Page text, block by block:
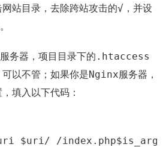
站目录，去除跨站攻击的√ ，并设
。
服务器，项目目录下的 .htaccess
以不管；如果你是Nginx服务器，
填入以下代码：
$uri / /index.php$is_args